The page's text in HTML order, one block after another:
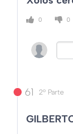
0 0
61 2º Parte